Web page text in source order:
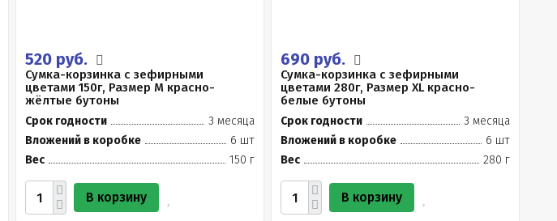
520 руб.
Сумка-корзинка с зефирными
цветами 150г, Размер М красно-
жёлтые бутоны
Срок годности
3 месяца
Вложений в коробке
6 шт
Вес
150 г
В корзину
690 руб.
Сумка-корзинка с зефирными
цветами 280г, Размер XL красно-
белые бутоны
Срок годности
3 месяца
Вложений в коробке
6 шт
Вес
280 г
В корзину